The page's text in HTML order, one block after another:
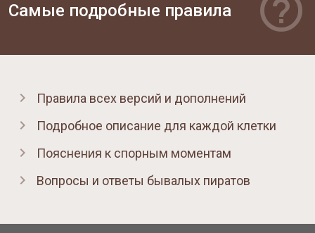
Самые подробные правила
Правила всех версий и дополнений
Подробное описание для каждой клетки
Пояснения к спорным моментам
Вопросы и ответы бывалых пиратов